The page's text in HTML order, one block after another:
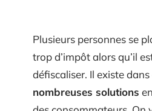
Plusieurs personnes se
trop d’impôt alors qu’il
défiscaliser. Il existe dans
nombreuses solutions